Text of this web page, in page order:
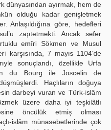
dünyasından ayırmak, hem de
olduğu kadar genişletmek
Anlaşıldığına göre, hedefleri
zaptetmekti. Ancak sefer
emîri Sökmen ve Musul
karşısında, 7 mayıs 1104’de
sonuçlandı, özellikle Urfa
du Bourg ile Joscelin de
Haçlıların doğuya
darbeyi vuran ve Türk-islâm
üzere daha iyi teşkilâtlı
öncülük etmiş olması
islâm münasebetlerinde çok